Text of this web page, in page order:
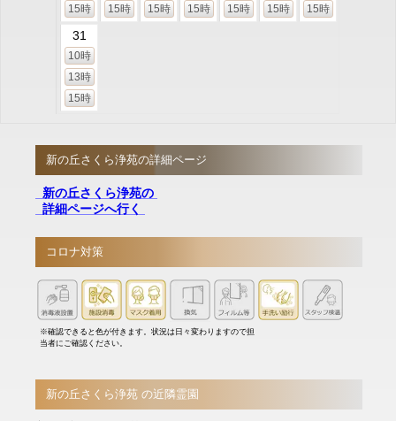
15時
15時
15時
15時
15時
15時
15時
31
10時
13時
15時
新の丘さくら浄苑の詳細ページ
新の丘さくら浄苑の
詳細ページへ行く
コロナ対策
※確認できると色が付きます。状況は日々変わりますので担
当者にご確認ください。
新の丘さくら浄苑 の近隣霊園